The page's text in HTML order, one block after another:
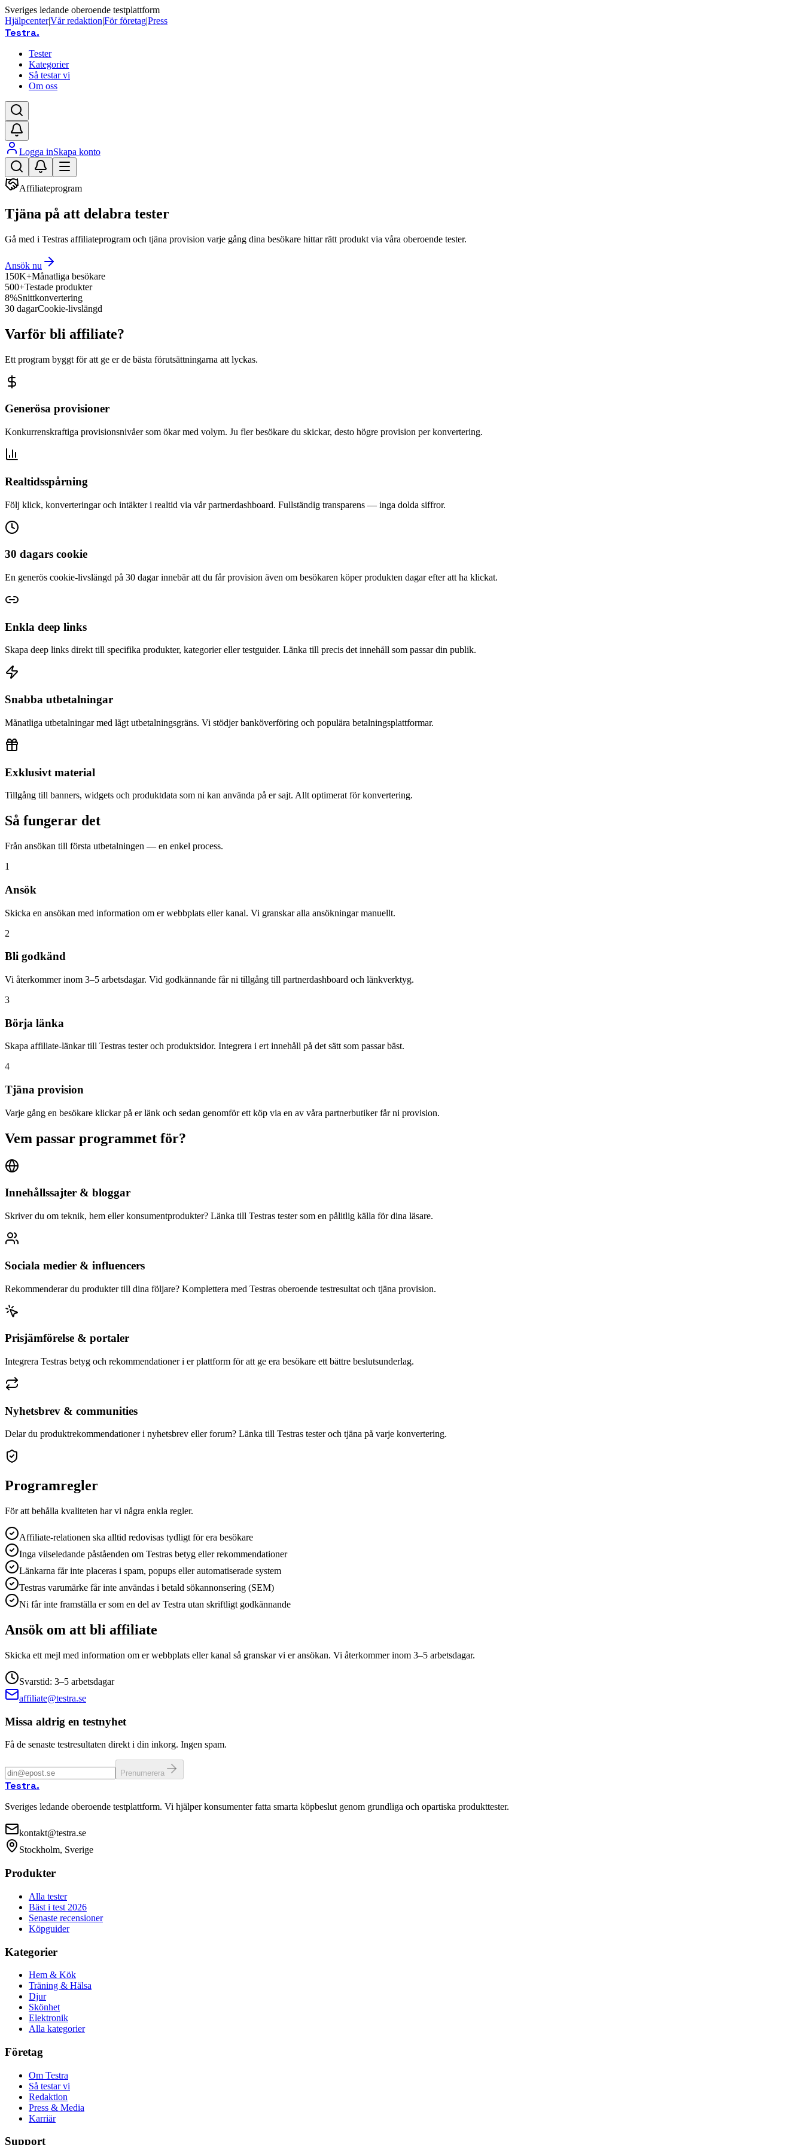
Sveriges ledande oberoende testplattform
Hjälpcenter|Vår redaktion|För företag|Press
Testra.
Tester
Kategorier
Så testar vi
Om oss
Logga inSkapa konto
Affiliateprogram
Tjäna på att delabra tester
Gå med i Testras affiliateprogram och tjäna provision varje gång dina besökare hittar rätt produkt via våra oberoende tester.
Ansök nu
150K+Månatliga besökare
500+Testade produkter
8%Snittkonvertering
30 dagarCookie-livslängd
Varför bli affiliate?
Ett program byggt för att ge er de bästa förutsättningarna att lyckas.
Generösa provisioner
Konkurrenskraftiga provisionsnivåer som ökar med volym. Ju fler besökare du skickar, desto högre provision per konvertering.
Realtidsspårning
Följ klick, konverteringar och intäkter i realtid via vår partnerdashboard. Fullständig transparens — inga dolda siffror.
30 dagars cookie
En generös cookie-livslängd på 30 dagar innebär att du får provision även om besökaren köper produkten dagar efter att ha klickat.
Enkla deep links
Skapa deep links direkt till specifika produkter, kategorier eller testguider. Länka till precis det innehåll som passar din publik.
Snabba utbetalningar
Månatliga utbetalningar med lågt utbetalningsgräns. Vi stödjer banköverföring och populära betalningsplattformar.
Exklusivt material
Tillgång till banners, widgets och produktdata som ni kan använda på er sajt. Allt optimerat för konvertering.
Så fungerar det
Från ansökan till första utbetalningen — en enkel process.
1
Ansök
Skicka en ansökan med information om er webbplats eller kanal. Vi granskar alla ansökningar manuellt.
2
Bli godkänd
Vi återkommer inom 3–5 arbetsdagar. Vid godkännande får ni tillgång till partnerdashboard och länkverktyg.
3
Börja länka
Skapa affiliate-länkar till Testras tester och produktsidor. Integrera i ert innehåll på det sätt som passar bäst.
4
Tjäna provision
Varje gång en besökare klickar på er länk och sedan genomför ett köp via en av våra partnerbutiker får ni provision.
Vem passar programmet för?
Innehållssajter & bloggar
Skriver du om teknik, hem eller konsumentprodukter? Länka till Testras tester som en pålitlig källa för dina läsare.
Sociala medier & influencers
Rekommenderar du produkter till dina följare? Komplettera med Testras oberoende testresultat och tjäna provision.
Prisjämförelse & portaler
Integrera Testras betyg och rekommendationer i er plattform för att ge era besökare ett bättre beslutsunderlag.
Nyhetsbrev & communities
Delar du produktrekommendationer i nyhetsbrev eller forum? Länka till Testras tester och tjäna på varje konvertering.
Programregler
För att behålla kvaliteten har vi några enkla regler.
Affiliate-relationen ska alltid redovisas tydligt för era besökare
Inga vilseledande påståenden om Testras betyg eller rekommendationer
Länkarna får inte placeras i spam, popups eller automatiserade system
Testras varumärke får inte användas i betald sökannonsering (SEM)
Ni får inte framställa er som en del av Testra utan skriftligt godkännande
Ansök om att bli affiliate
Skicka ett mejl med information om er webbplats eller kanal så granskar vi er ansökan. Vi återkommer inom 3–5 arbetsdagar.
Svarstid: 3–5 arbetsdagar
affiliate@testra.se
Missa aldrig en testnyhet
Få de senaste testresultaten direkt i din inkorg. Ingen spam.
Prenumerera
Testra.
Sveriges ledande oberoende testplattform. Vi hjälper konsumenter fatta smarta köpbeslut genom grundliga och opartiska produkttester.
kontakt@testra.se
Stockholm, Sverige
Produkter
Alla tester
Bäst i test 2026
Senaste recensioner
Köpguider
Kategorier
Hem & Kök
Träning & Hälsa
Djur
Skönhet
Elektronik
Alla kategorier
Företag
Om Testra
Så testar vi
Redaktion
Press & Media
Karriär
Support